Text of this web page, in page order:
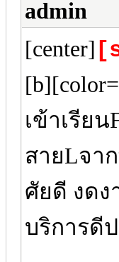
admin
[center]
เข้าเรีย
สายLจา
ศัยดี งดง
บริการดี